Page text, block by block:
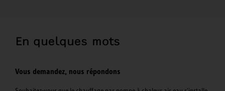
En quelques mots
Vous demandez, nous répondons